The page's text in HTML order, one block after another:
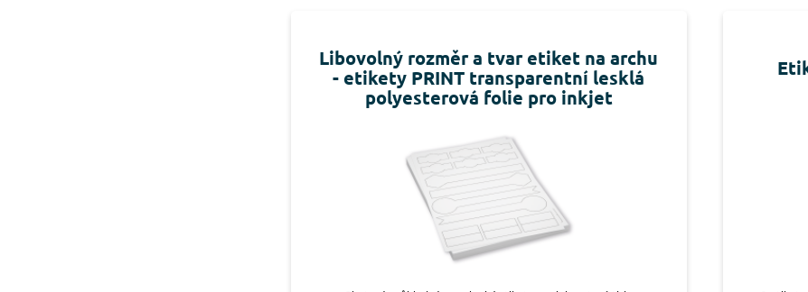
Libovolný rozměr a tvar etiket na archu
- etikety PRINT transparentní lesklá
polyesterová folie pro inkjet